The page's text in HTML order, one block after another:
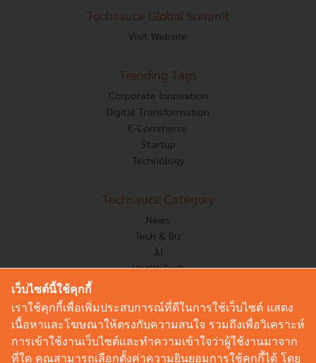
Techsauce Global Summit
Visit Website
Trending Tags
Corporate Innovation
Digital Transformation
E-Commerce
Startup
Technology
Techsauce Category
News
Tech & Biz
AI
HealthTech
Corp Innov
Saucy Thoughts
Based On
Sustainable
เว็บไซต์นี้ใช้คุกกี้
เราใช้คุกกี้เพื่อเพิ่มประสบการณ์ที่ดีในการใช้เว็บไซต์ แสดง
เนื้อหาและโฆษณาให้ตรงกับความสนใจ รวมถึงเพื่อวิเคราะห์
การเข้าใช้งานเว็บไซต์และทำความเข้าใจว่าผู้ใช้งานมาจาก
ที่ใด คุณสามารถเลือกตั้งค่าความยินยอมการใช้คุกกี้ได้ โดย